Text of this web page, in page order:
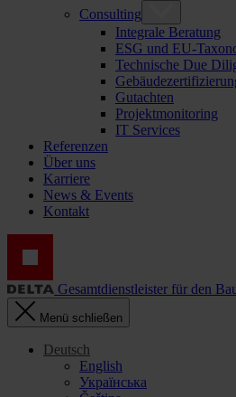
Consulting
Integrale Beratung
ESG und EU-
Technische Due
Gutachten
Projektmonitoring
IT Services
Referenzen
Über uns
Karriere
News & Events
Kontakt
Gesamtdienstleister für den
Menü schließen
Deutsch
English
Українська